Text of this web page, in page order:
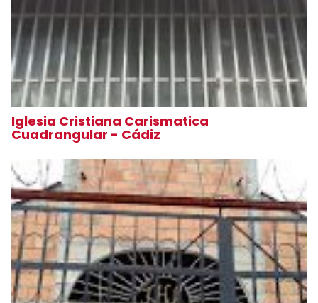
Iglesia Cristiana Carismatica
Cuadrangular - Cádiz